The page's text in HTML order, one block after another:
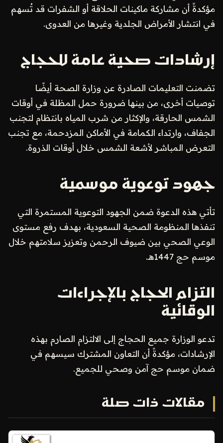
مؤكدةً أن مشاركة ماكينات الحلاقة أو الشفرات قد تُسهم
في انتشار الأمراض الجلدية وغيرها من العدوى.
إرشادات صحية عامة للحجاج
تضمنت التعليمات الصادرة عن وزارة الصحة أيضًا
توصيات أخرى، من بينها ضرورة حمل المظلة في أوقات
الشمس الحارقة، والإكثار من شرب المياه بانتظام لتجنب
الجفاف، وارتداء الكمامة في الأماكن المزدحمة، مع تجنب
التعرض المباشر لأشعة الشمس خلال أوقات الذروة.
جهود توعوية موسمية
تأتي هذه الدعوة ضمن الجهود التوعوية المستمرة التي
تنفذها المنظومة الصحية السعودية، بهدف رفع مستوى
الوعي الصحي بين ضيوف الرحمن وتعزيز سلامتهم خلال
موسم حج 1447هـ.
التزام الحجاج بالإجراءات
الوقائية
تدعو الوزارة جميع الحجاج إلى الالتزام الصارم بهذه
الإرشادات، مؤكدةً أن التعاون المشترك سيسهم في
ضمان موسم حج آمن وصحي للجميع.
مقالات ذات صلة